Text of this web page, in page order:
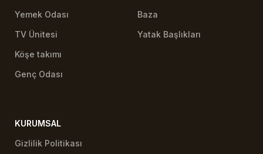
Yemek Odası
TV Ünitesi
Köşe takımı
Genç Odası
Baza
Yatak Başlıkları
KURUMSAL
Gizlilik Politikası